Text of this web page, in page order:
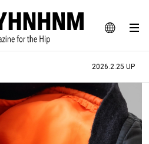
JA
EN
BLOG SNAP
チャー、ライフスタイルWEBマガジン
2026.2.25 UP